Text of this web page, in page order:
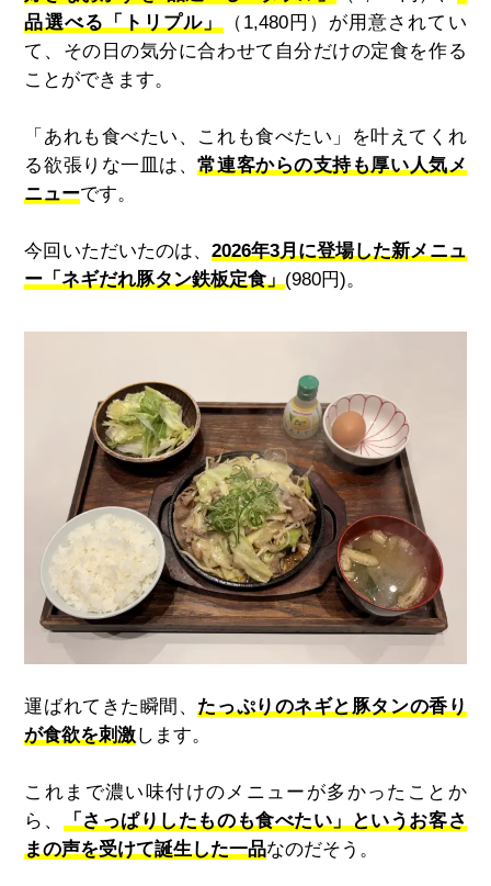
品選べる「トリプル」
（1,480円）が用意されてい
て、その日の気分に合わせて自分だけの定食を作る
ことができます。
「あれも食べたい、これも食べたい」を叶えてくれ
る欲張りな一皿は、常連客からの支持も厚い人気メ
ニューです。
今回いただいたのは、 2026年3月に登場した新メニュ
ー「ネギだれ豚タン鉄板定食」 (980円)。
運ばれてきた瞬間、 たっぷりのネギと豚タンの香り
が食欲を刺激します。
これまで濃い味付けのメニューが多かったことか
ら、
「さっぱりしたものも食べたい」というお客さ
まの声を受けて誕生した一品なのだそう。